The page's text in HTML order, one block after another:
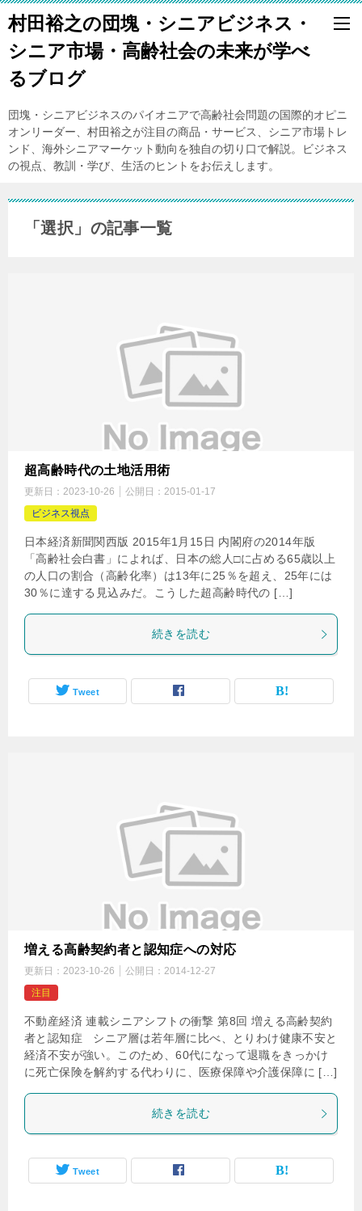
村田裕之の団塊・シニアビジネス・
シニア市場・高齢社会の未来が学べ
るブログ
団塊・シニアビジネスのパイオニアで高齢社会問題の国際的オピニ
オンリーダー、村田裕之が注目の商品・サービス、シニア市場トレ
ンド、海外シニアマーケット動向を独自の切り口で解説。ビジネス
の視点、教訓・学び、生活のヒントをお伝えします。
「選択」の記事一覧
超高齢時代の土地活用術
更新日： 2023-10-26 公開日： 2015-01-17
ビジネス視点
日本経済新聞関西版 2015年1月15日 内閣府の2014年版
「高齢社会白書」によれば、日本の総人□に占める65歳以上
の人口の割合（高齢化率）は13年に25％を超え、25年には
30％に達する見込みだ。こうした超高齢時代の […]
続きを読む
Tweet
増える高齢契約者と認知症への対応
更新日： 2023-10-26 公開日： 2014-12-27
注目
不動産経済 連載シニアシフトの衝撃 第8回 増える高齢契約
者と認知症 シニア層は若年層に比べ、とりわけ健康不安と
経済不安が強い。このため、60代になって退職をきっかけ
に死亡保険を解約する代わりに、医療保障や介護保障に […]
続きを読む
Tweet